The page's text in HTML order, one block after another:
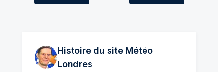
Histoire du site Météo
Londres